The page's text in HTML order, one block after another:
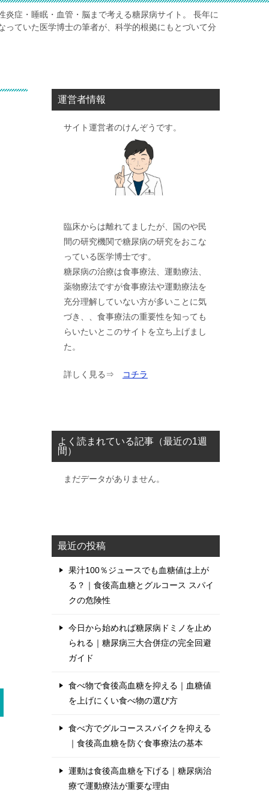
炎症・睡眠・血管・脳まで考える糖尿病サイト。 長年に
っていた医学博士の筆者が、科学的根拠にもとづいて分
運営者情報
サイト運営者のけんぞうです。
臨床からは離れてましたが、国のや民
間の研究機関で糖尿病の研究をおこな
っている医学博士です。
糖尿病の治療は食事療法、運動療法、
薬物療法ですが食事療法や運動療法を
充分理解していない方が多いことに気
づき、、食事療法の重要性を知っても
らいたいとこのサイトを立ち上げまし
た。
詳しく見る⇒ コチラ
よく読まれている記事（最近の1週
間）
まだデータがありません。
最近の投稿
果汁100％ジュースでも血糖値は上が
る？｜食後高血糖とグルコース スパイ
クの危険性
今日から始めれば糖尿病ドミノを止め
られる｜糖尿病三大合併症の完全回避
ガイド
食べ物で食後高血糖を抑える｜血糖値
を上げにくい食べ物の選び方
食べ方でグルコーススパイクを抑える
｜食後高血糖を防ぐ食事療法の基本
運動は食後高血糖を下げる｜糖尿病治
療で運動療法が重要な理由